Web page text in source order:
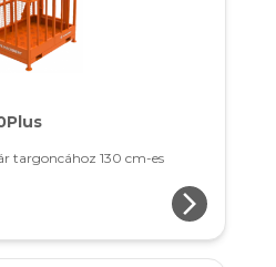
targoncához 130 cm-es
arrow_forward_ios